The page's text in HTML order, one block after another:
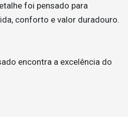
foi pensado para
conforto e valor duradouro.
encontra a excelência do